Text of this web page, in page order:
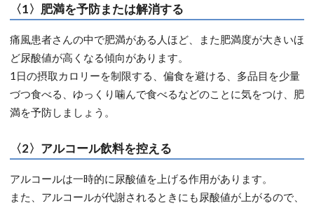
〈1〉肥満を予防または解消する
痛風患者さんの中で肥満がある人ほど、また肥満度が大きいほ
ど尿酸値が高くなる傾向があります。
1日の摂取カロリーを制限する、偏食を避ける、多品目を少量
づつ食べる、ゆっくり噛んで食べるなどのことに気をつけ、肥
満を予防しましょう。
〈2〉アルコール飲料を控える
アルコールは一時的に尿酸値を上げる作用があります。
また、アルコールが代謝されるときにも尿酸値が上がるので、